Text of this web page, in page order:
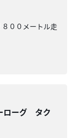
００メートル走
ローグ タク